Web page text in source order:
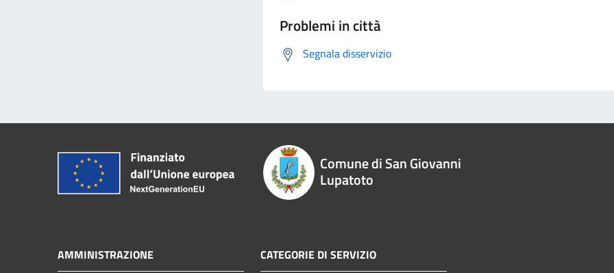
Problemi in città
Segnala disservizio
Comune di San Giovanni
Lupatoto
AMMINISTRAZIONE CATEGORIE DI SERVIZIO